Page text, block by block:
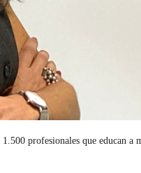
profesionales que educan a